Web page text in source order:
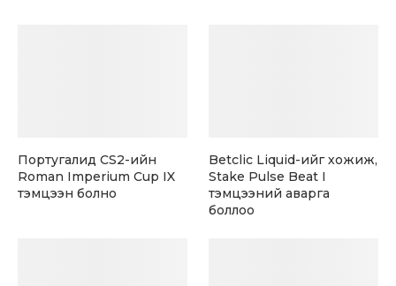
Португалид CS2-ийн
Roman Imperium Cup IX
тэмцээн болно
Betclic Liquid-ийг хожиж,
Stake Pulse Beat I
тэмцээний аварга
боллоо